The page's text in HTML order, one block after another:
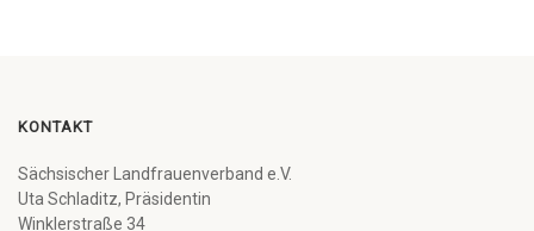
KONTAKT
Sächsischer Landfrauenverband e.V.
Uta Schladitz, Präsidentin
Winklerstraße 34